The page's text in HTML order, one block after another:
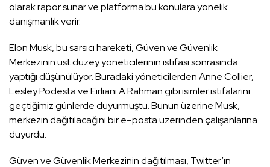
olarak rapor sunar ve platforma bu konulara yönelik
danışmanlık verir.
Elon Musk, bu sarsıcı hareketi, Güven ve Güvenlik
Merkezinin üst düzey yöneticilerinin istifası sonrasında
yaptığı düşünülüyor. Buradaki yöneticilerden Anne Collier,
Lesley Podesta ve Eirliani A Rahman gibi isimler istifalarını
geçtiğimiz günlerde duyurmuştu. Bunun üzerine Musk,
merkezin dağıtılacağını bir e–posta üzerinden çalışanlarına
duyurdu.
Güven ve Güvenlik Merkezinin dağıtılması, Twitter’ın